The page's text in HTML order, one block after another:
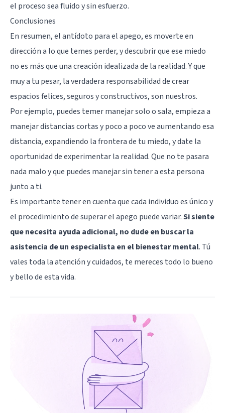
el proceso sea fluido y sin esfuerzo.
Conclusiones
En resumen, el antídoto para el apego, es moverte en
dirección a lo que temes perder, y descubrir que ese miedo
no es más que una creación idealizada de la realidad. Y que
muy a tu pesar, la verdadera responsabilidad de crear
espacios felices, seguros y constructivos, son nuestros.
Por ejemplo, puedes temer manejar solo o sala, empieza a
manejar distancias cortas y poco a poco ve aumentando esa
distancia, expandiendo la frontera de tu miedo, y date la
oportunidad de experimentar la realidad. Que no te pasara
nada malo y que puedes manejar sin tener a esta persona
junto a ti.
Es importante tener en cuenta que cada individuo es único y
el procedimiento de superar el apego puede variar.Si siente
que necesita ayuda adicional, no dude en buscar la
asistencia de un especialista en el bienestar mental. Tú
vales toda la atención y cuidados, te mereces todo lo bueno
y bello de esta vida.